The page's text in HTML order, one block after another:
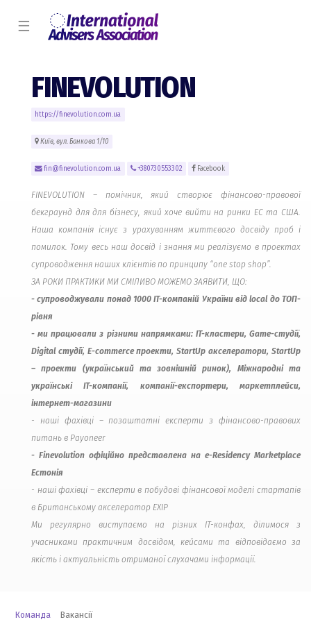
☰
FINEVOLUTION
https://finevolution.com.ua
Київ, вул. Банкова 1/10
fin@finevolution.com.ua +380730553302 Facebook
FINEVOLUTION – помічник, який створює фінансово-правової
бекграунд для для бізнесу, який хоче вийти на ринки EC та США.
Наша компанія існує з урахуванням життєвого досвіду проб і
помилок. Тому весь наш досвід і знання ми реалізуємо в проектах
супроводження наших клієнтів по принципу “one stop shop”.
ЗА РОКИ ПРАКТИКИ МИ СМІЛИВО МОЖЕМО ЗАЯВИТИ, ЩО:
- супроводжували понад 1000 IT-компаній України від local до ТОП-
рівня
- ми працювали з різними напрямками: IT-кластери, Game-студії,
Digital студії, E-commerce проекти, StartUp акселератори, StartUp
– проекти (український та зовнішній ринок), Міжнародні та
українські IT-компанії, компанії-експортери, маркетплейси,
інтернет-магазини
- наші фахівці – позаштатні експерти з фінансово-правових
питань в Payoneer
- Finevolution офіційно представлена на e-Residency Marketplace
Естонія
- наші фахівці – експерти в побудові фінансової моделі стартапів
в Британському акселератор EXIP
Ми регулярно виступаємо на різних IT-конфах, ділимося з
учасниками практичним досвідом, кейсами та відповідаємо за
якість і актуальність отриманої слухачами інформації.
Команда Вакансії